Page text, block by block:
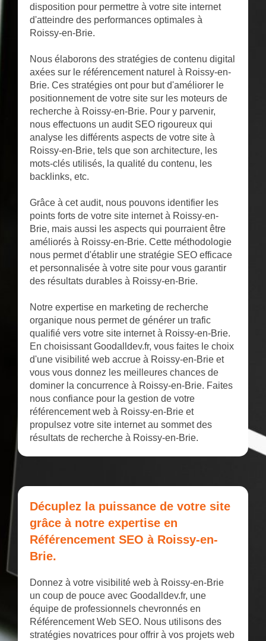
disposition pour permettre à votre site internet
d'atteindre des performances optimales à
Roissy-en-Brie.
Nous élaborons des stratégies de contenu digital
axées sur le référencement naturel à Roissy-en-
Brie. Ces stratégies ont pour but d'améliorer le
positionnement de votre site sur les moteurs de
recherche à Roissy-en-Brie. Pour y parvenir,
nous effectuons un audit SEO rigoureux qui
analyse les différents aspects de votre site à
Roissy-en-Brie, tels que son architecture, les
mots-clés utilisés, la qualité du contenu, les
backlinks, etc.
Grâce à cet audit, nous pouvons identifier les
points forts de votre site internet à Roissy-en-
Brie, mais aussi les aspects qui pourraient être
améliorés à Roissy-en-Brie. Cette méthodologie
nous permet d'établir une stratégie SEO efficace
et personnalisée à votre site pour vous garantir
des résultats durables à Roissy-en-Brie.
Notre expertise en marketing de recherche
organique nous permet de générer un trafic
qualifié vers votre site internet à Roissy-en-Brie.
En choisissant Goodalldev.fr, vous faites le choix
d'une visibilité web accrue à Roissy-en-Brie et
vous vous donnez les meilleures chances de
dominer la concurrence à Roissy-en-Brie. Faites
nous confiance pour la gestion de votre
référencement web à Roissy-en-Brie et
propulsez votre site internet au sommet des
résultats de recherche à Roissy-en-Brie.
Décuplez la puissance de votre site
grâce à notre expertise en
Référencement SEO à Roissy-en-
Brie.
Donnez à votre visibilité web à Roissy-en-Brie
un coup de pouce avec Goodalldev.fr, une
équipe de professionnels chevronnés en
Référencement Web SEO. Nous utilisons des
stratégies novatrices pour offrir à vos projets web